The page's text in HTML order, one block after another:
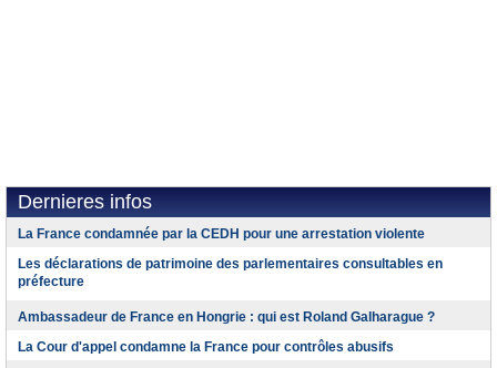
Dernieres infos
La France condamnée par la CEDH pour une arrestation violente
Les déclarations de patrimoine des parlementaires consultables en
préfecture
Ambassadeur de France en Hongrie : qui est Roland Galharague ?
La Cour d'appel condamne la France pour contrôles abusifs